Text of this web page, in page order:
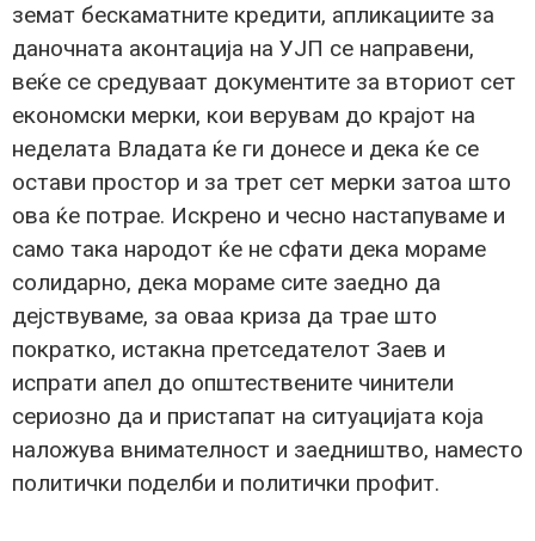
земат бескаматните кредити, апликациите за
даночната аконтација на УЈП се направени,
веќе се средуваат документите за вториот сет
економски мерки, кои верувам до крајот на
неделата Владата ќе ги донесе и дека ќе се
остави простор и за трет сет мерки затоа што
ова ќе потрае. Искрено и чесно настапуваме и
само така народот ќе не сфати дека мораме
солидарно, дека мораме сите заедно да
дејствуваме, за оваа криза да трае што
пократко, истакна претседателот Заев и
испрати апел до општествените чинители
сериозно да и пристапат на ситуацијата која
наложува внимателност и заедништво, наместо
политички поделби и политички профит.